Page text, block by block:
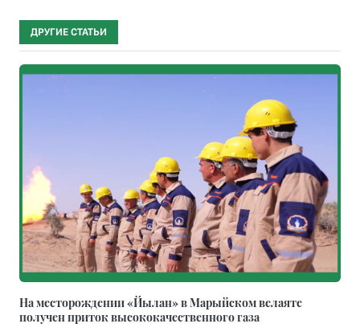
ДРУГИЕ СТАТЬИ
На месторождении «Йылан» в Марыйском велаяте
получен приток высококачественного газа